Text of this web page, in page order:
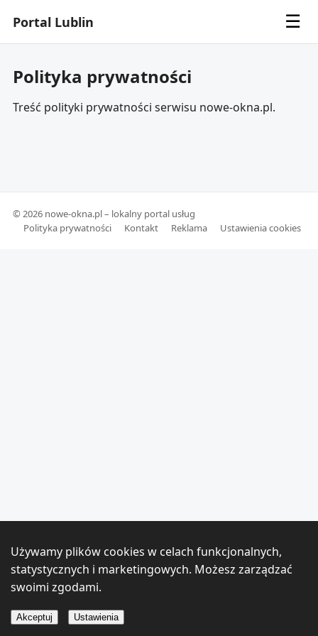
Portal Lublin ☰
Polityka prywatności
Treść polityki prywatności serwisu nowe-okna.pl.
© 2026 nowe-okna.pl – lokalny portal usług
Polityka prywatności
Kontakt Reklama Ustawienia cookies
Używamy plików cookies w celach funkcjonalnych,
statystycznych i marketingowych. Możesz zarządzać
swoimi zgodami.
Akceptuj Ustawienia